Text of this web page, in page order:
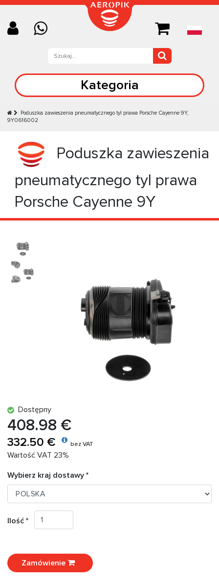
Kategoria
Poduszka zawieszenia pneumatycznego tyl prawa Porsche Cayenne 9Y,
9Y0616002
Poduszka zawieszenia
pneumatycznego tyl prawa
Porsche Cayenne 9Y
Dostępny
408.98 €
332.50 € bez VAT
Wartość VAT 23%
Wybierz kraj dostawy *
Ilość *
Zamówienie